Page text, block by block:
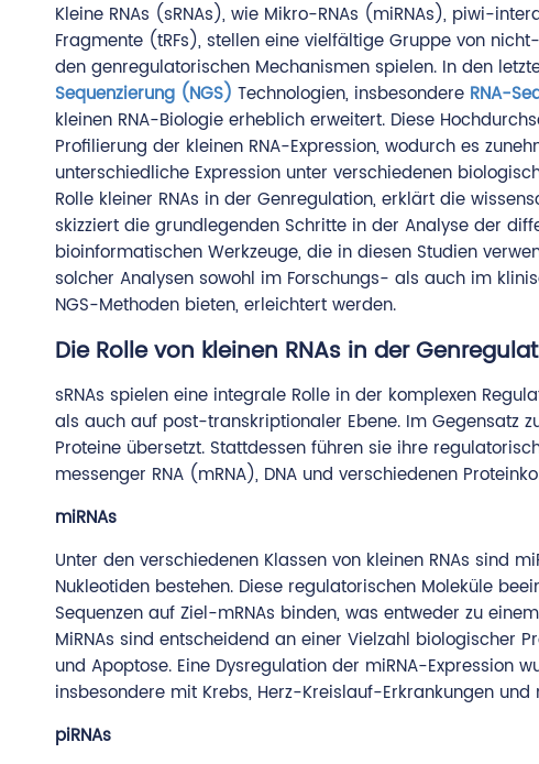
Kleine RNAs (sRNAs), wie Mikro-RNAs (miRNAs), piwi-
Fragmente (tRFs), stellen eine vielfältige Gruppe von
den genregulatorischen Mechanismen spielen. In den
Sequenzierung (NGS) Technologien, insbesondere RNA-
kleinen RNA-Biologie erheblich erweitert. Diese
Profilierung der kleinen RNA-Expression, wodurch es
unterschiedliche Expression unter verschiedenen
Rolle kleiner RNAs in der Genregulation, erklärt die
skizziert die grundlegenden Schritte in der Analyse der
bioinformatischen Werkzeuge, die in diesen Studien
solcher Analysen sowohl im Forschungs- als auch im
NGS-Methoden bieten, erleichtert werden.
Die Rolle von kleinen RNAs in der
sRNAs spielen eine integrale Rolle in der komplexen
als auch auf post-transkriptionaler Ebene. Im Gegensatz
Proteine übersetzt. Stattdessen führen sie ihre
messenger RNA (mRNA), DNA und verschiedenen
miRNAs
Unter den verschiedenen Klassen von kleinen RNAs sind
Nukleotiden bestehen. Diese regulatorischen Moleküle
Sequenzen auf Ziel-mRNAs binden, was entweder zu
MiRNAs sind entscheidend an einer Vielzahl biologischer
und Apoptose. Eine Dysregulation der miRNA-
insbesondere mit Krebs, Herz-Kreislauf-Erkrankungen und
piRNAs